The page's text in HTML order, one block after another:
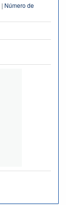
| Número de